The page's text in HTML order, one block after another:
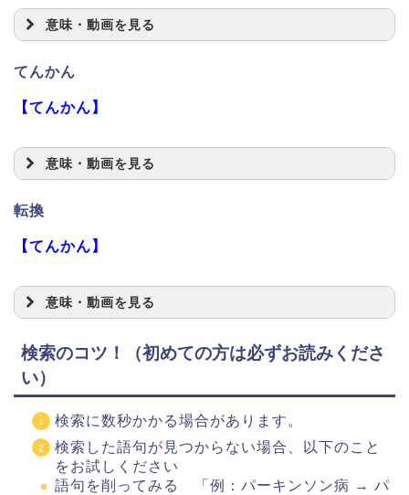
意味・動画を見る
てんかん
【てんかん】
意味・動画を見る
転換
【てんかん】
意味・動画を見る
検索のコツ！（初めての方は必ずお読みくださ
い）
検索に数秒かかる場合があります。
検索した語句が見つからない場合、以下のこと
をお試しください
語句を削ってみる 「例：パーキンソン病 → パ